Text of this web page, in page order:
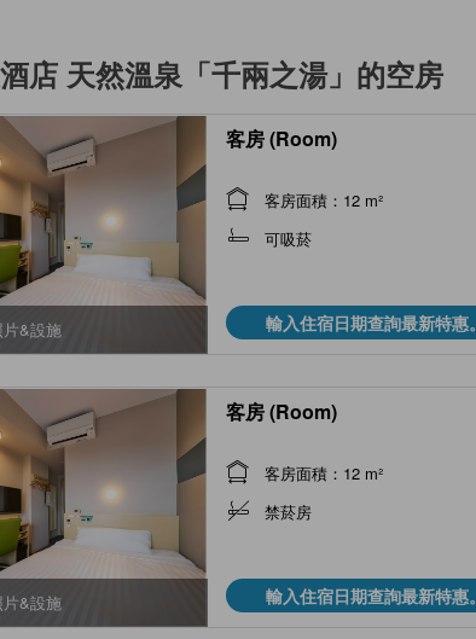
店 天然溫泉「千兩之湯」 的空房
&設施
客房 (Room)
客房面積：12 m²
可吸菸
輸入住宿日期查詢最新特惠。
&設施
客房 (Room)
客房面積：12 m²
禁菸房
輸入住宿日期查詢最新特惠。